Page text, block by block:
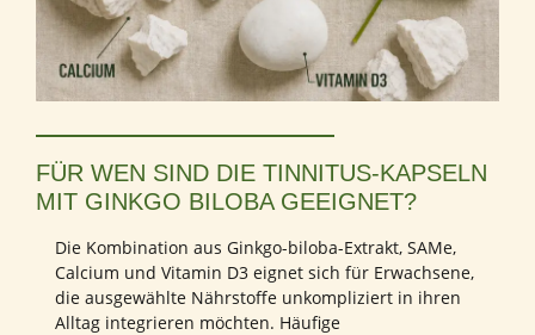
FÜR WEN SIND DIE TINNITUS-KAPSELN
MIT GINKGO BILOBA GEEIGNET?
Die Kombination aus Ginkgo-biloba-Extrakt, SAMe,
Calcium und Vitamin D3 eignet sich für Erwachsene,
die ausgewählte Nährstoffe unkompliziert in ihren
Alltag integrieren möchten. Häufige